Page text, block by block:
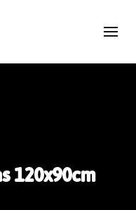
120x90cm